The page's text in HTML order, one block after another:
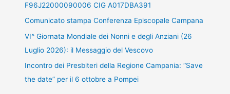
F96J22000090006 CIG A017DBA391
Comunicato stampa Conferenza Episcopale Campana
VI^ Giornata Mondiale dei Nonni e degli Anziani (26
Luglio 2026): il Messaggio del Vescovo
Incontro dei Presbiteri della Regione Campania: “Save
the date” per il 6 ottobre a Pompei